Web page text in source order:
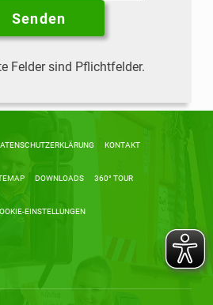
Felder sind Pflichtfelder.
KONTAKT
DOWNLOADS 360° TOUR
EINSTELLUNGEN